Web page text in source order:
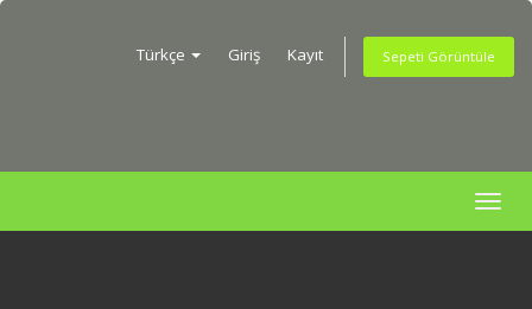
Türkçe Giriş Kayıt Sepeti Görüntüle